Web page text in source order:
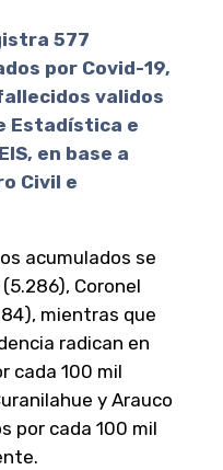
577
por Covid-19,
validos
Estadística e
en base a
Civil e
acumulados se
Coronel
mientras que
radican en
cada 100 mil
y Arauco
por cada 100 mil